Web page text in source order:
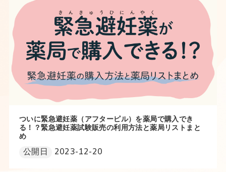
ついに緊急避妊薬（アフターピル）を薬局で購入でき
る！？緊急避妊薬試験販売の利用方法と薬局リストまと
め
公開日 2023-12-20